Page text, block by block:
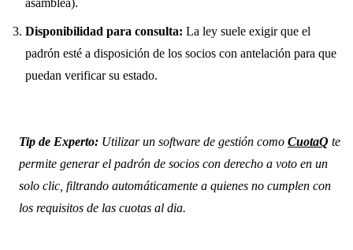
Disponibilidad para consulta: La ley suele exigir que el
padrón esté a disposición de los socios con antelación para que
puedan verificar su estado.
Tip de Experto: Utilizar un software de gestión como CuotaQ te
permite generar el padrón de socios con derecho a voto en un
solo clic, filtrando automáticamente a quienes no cumplen con
los requisitos de las cuotas al dia.